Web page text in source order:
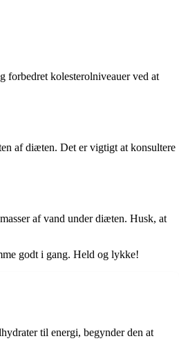
forbedret kolesterolniveauer ved at
af ​​diæten. Det er vigtigt at konsultere
af vand under diæten. Husk, at
godt i gang. Held og lykke!
til energi, begynder den at